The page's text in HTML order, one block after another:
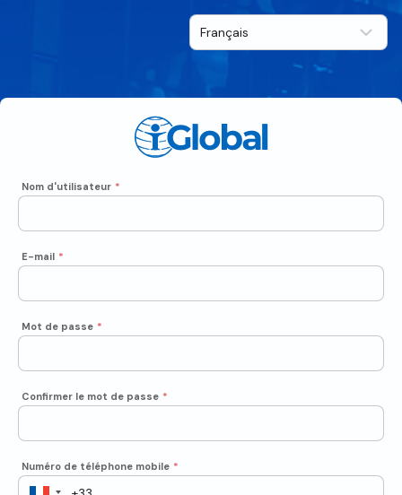
Nom d'utilisateur *
E-mail *
Mot de passe *
Confirmer le mot de passe *
Numéro de téléphone mobile *